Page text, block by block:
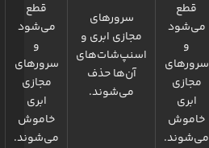
قطع
می‌شود
و
سرورهای
مجازی
ابری
خاموش
می‌شوند.
سرورهای
مجازی ابری و
اسنپ‌شات‌های
آن‌ها حذف
می‌شوند.
قطع
می‌شود
و
سرورهای
مجازی
ابری
خاموش
می‌شوند.